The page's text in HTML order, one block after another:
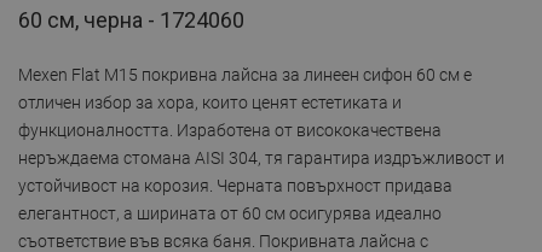
60 см, черна - 1724060
Mexen Flat M15 покривна лайсна за линеен сифон 60 см е
отличен избор за хора, които ценят естетиката и
функционалността. Изработена от висококачествена
неръждаема стомана AISI 304, тя гарантира издръжливост и
устойчивост на корозия. Черната повърхност придава
елегантност, а ширината от 60 см осигурява идеално
съответствие във всяка баня. Покривната лайсна с